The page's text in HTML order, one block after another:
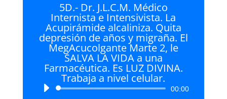
5D.- Dr. J.L.C.M. Médico
Internista e Intensivista. La
Acupirámide alcaliniza. Quita
depresión de años y migraña. El
MegAcucolgante Marte 2, le
SALVA LA VIDA a una
Farmacéutica. Es LUZ DIVINA.
Trabaja a nivel celular.
Reproductor
00:00